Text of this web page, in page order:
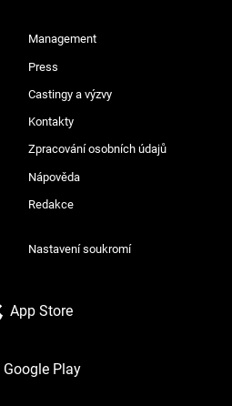
Management
Press
Castingy a výzvy
Kontakty
Zpracování osobních údajů
Nápověda
Redakce
Nastavení soukromí
App Store
Google Play